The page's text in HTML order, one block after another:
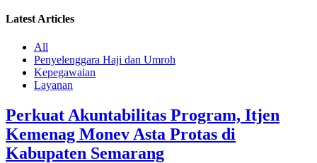
Latest Articles
All
Penyelenggara Haji dan Umroh
Kepegawaian
Layanan
Perkuat Akuntabilitas Program, Itjen
Kemenag Monev Asta Protas di
Kabupaten Semarang